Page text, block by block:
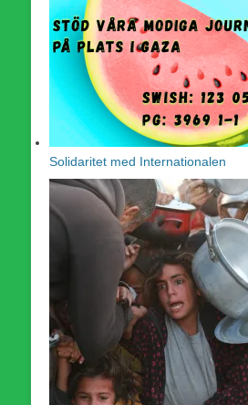
Solidaritet med Internationalen